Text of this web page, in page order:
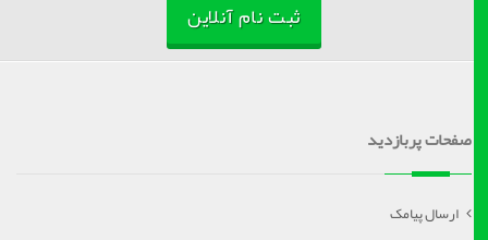
ثبت نام آنلاین
صفحات پربازدید
ارسال پیامک